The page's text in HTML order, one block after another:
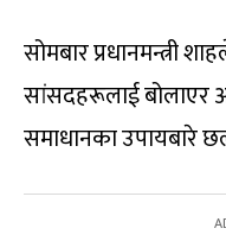
सोमबार प्रधानमन्त्री
सांसदहरूलाई बोलाएर
समाधानका उपायबारे